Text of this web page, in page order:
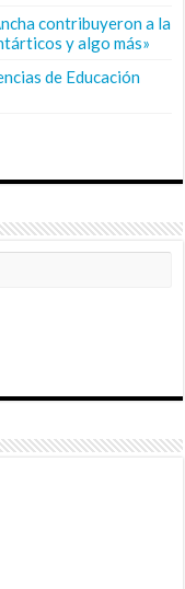
contribuyeron a la
y algo más»
de Educación